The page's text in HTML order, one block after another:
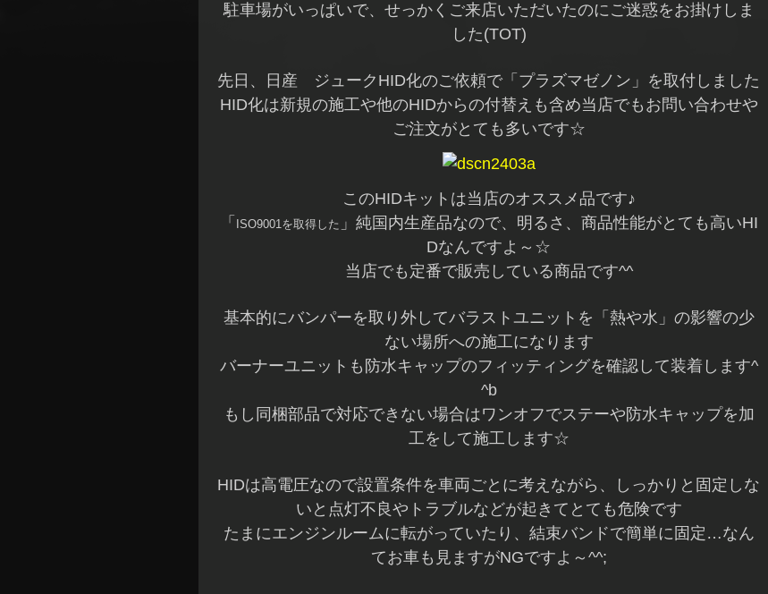
駐車場がいっぱいで、せっかくご来店いただいたのにご迷惑をお掛けしま
した(TOT)
先日、日産 ジュークHID化のご依頼で「プラズマゼノン」を取付しました
HID化は新規の施工や他のHIDからの付替えも含め当店でもお問い合わせや
ご注文がとても多いです☆
このHIDキットは当店のオススメ品です♪
「
ISO9001を取得した 」純国内生産品なので、明るさ、商品性能がとても高いHI
Dなんですよ～☆
当店でも定番で販売している商品です^^
基本的にバンパーを取り外してバラストユニットを「熱や水」の影響の少
ない場所への施工になります
バーナーユニットも防水キャップのフィッティングを確認して装着します^
^b
もし同梱部品で対応できない場合はワンオフでステーや防水キャップを加
工をして施工します☆
HIDは高電圧なので設置条件を車両ごとに考えながら、しっかりと固定しな
いと点灯不良やトラブルなどが起きてとても危険です
たまにエンジンルームに転がっていたり、結束バンドで簡単に固定…なん
てお車も見ますがNGですよ～^^;